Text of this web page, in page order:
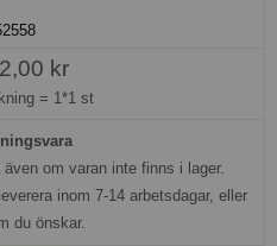
kr
= 1*1 st
om varan inte finns i lager.
inom 7-14 arbetsdagar, eller
du önskar.